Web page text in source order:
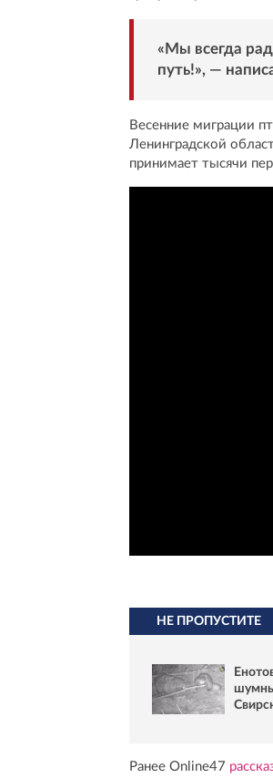
«Мы всегда
путь!», —
Весенние миграции
Ленинградской
принимает тысячи
НЕ ПРОПУСТИТЕ
Ранее Online47